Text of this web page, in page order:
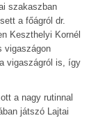
szakaszban
a főágról dr.
Keszthelyi Kornél
vigaszágon
vigaszágról is, így
a nagy rutinnal
játszó Lajtai